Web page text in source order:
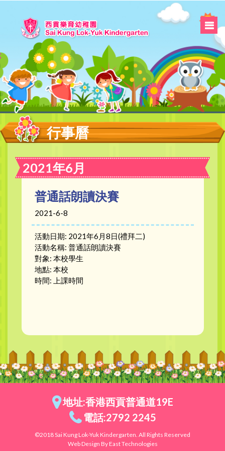
行事曆
2021年6月
普通話朗讀決賽
2021-6-8
活動日期: 2021年6月8日(禮拜二)
活動名稱: 普通話朗讀決賽
對象: 本校學生
地點: 本校
時間: 上課時間
地址:香港西貢普通道19E
電話:2792 2245
©2018 Sai Kung Lok-Yuk Kindergarten. All Rights Reserved
Web Design By East Technologies